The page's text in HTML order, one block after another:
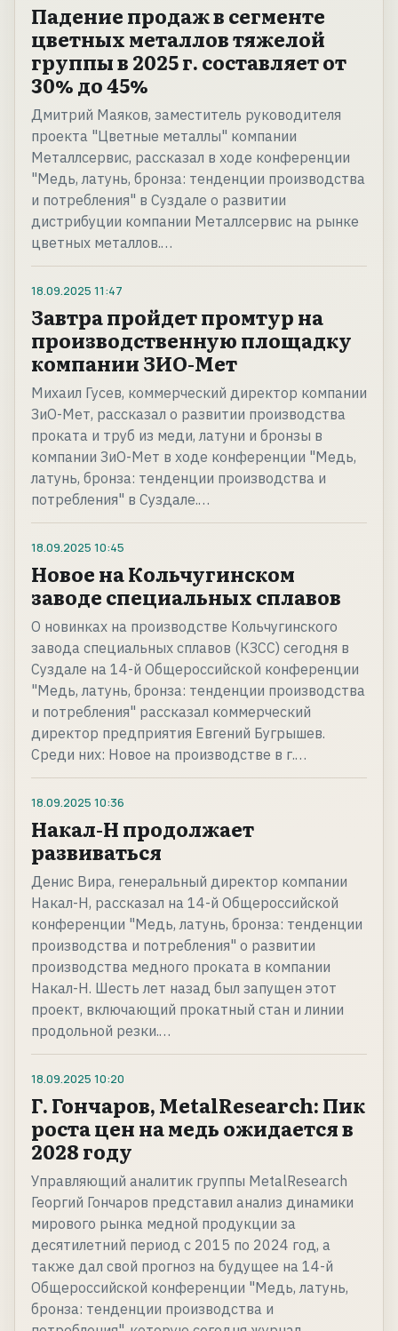
Падение продаж в сегменте
цветных металлов тяжелой
группы в 2025 г. составляет от
30% до 45%
Дмитрий Маяков, заместитель руководителя
проекта "Цветные металлы" компании
Металлсервис, рассказал в ходе конференции
"Медь, латунь, бронза: тенденции производства
и потребления" в Суздале о развитии
дистрибуции компании Металлсервис на рынке
цветных металлов.…
18.09.2025 11:47
Завтра пройдет промтур на
производственную площадку
компании ЗИО-Мет
Михаил Гусев, коммерческий директор компании
ЗиО-Мет, рассказал о развитии производства
проката и труб из меди, латуни и бронзы в
компании ЗиО-Мет в ходе конференции "Медь,
латунь, бронза: тенденции производства и
потребления" в Суздале.…
18.09.2025 10:45
Новое на Кольчугинском
заводе специальных сплавов
О новинках на производстве Кольчугинского
завода специальных сплавов (КЗСС) сегодня в
Суздале на 14-й Общероссийской конференции
"Медь, латунь, бронза: тенденции производства
и потребления" рассказал коммерческий
директор предприятия Евгений Бугрышев.
Среди них: Новое на производстве в г.…
18.09.2025 10:36
Накал-Н продолжает
развиваться
Денис Вира, генеральный директор компании
Накал-Н, рассказал на 14-й Общероссийской
конференции "Медь, латунь, бронза: тенденции
производства и потребления" о развитии
производства медного проката в компании
Накал-Н. Шесть лет назад был запущен этот
проект, включающий прокатный стан и линии
продольной резки.…
18.09.2025 10:20
Г. Гончаров, MetalResearch: Пик
роста цен на медь ожидается в
2028 году
Управляющий аналитик группы MetalResearch
Георгий Гончаров представил анализ динамики
мирового рынка медной продукции за
десятилетний период с 2015 по 2024 год, а
также дал свой прогноз на будущее на 14-й
Общероссийской конференции "Медь, латунь,
бронза: тенденции производства и